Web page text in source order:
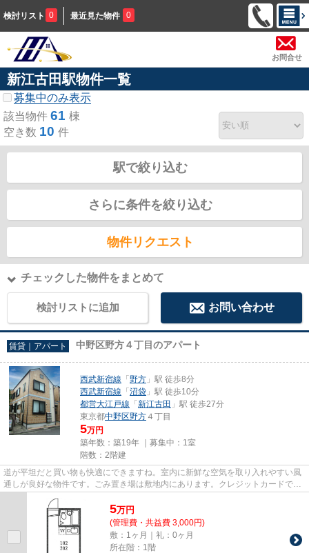
検討リスト 0 最近見た物件 0
お問合せ
新江古田駅物件一覧
募集中のみ表示
該当物件 61 棟
空き数 10 件
駅で絞り込む
さらに条件を絞り込む
物件リクエスト
チェックした物件をまとめて
検討リストに追加 お問い合わせ
賃貸｜アパート 中野区野方４丁目のアパート
西武新宿線 「 野方 」駅 徒歩8分
西武新宿線 「 沼袋 」駅 徒歩10分
都営大江戸線 「 新江古田 」駅 徒歩27分
東京都中野区野方 ４丁目
5万円
築年数：築19年 ｜募集中： 1室
階数：2階建
道が平坦だと買い物も快適にできますね。室内に新鮮な空気を取り入れやすい風
通しが良好な物件です。ごみ置き場は敷地内にあります。クレジットカードで初
期費用がお支払いいただける...
5万円
(管理費・共益費 3,000円)
敷：1ヶ月｜礼：0ヶ月
所在階：1階